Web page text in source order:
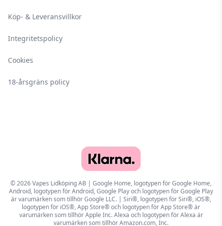
Köp- & Leveransvillkor
Integritetspolicy
Cookies
18-årsgräns policy
© 2026 Vapes Lidköping AB | Google Home, logotypen för Google Home,
Android, logotypen för Android, Google Play och logotypen för Google Play
är varumärken som tillhör Google LLC. | Siri®, logotypen för Siri®, iOS®,
logotypen för iOS®, App Store® och logotypen för App Store® är
varumärken som tillhör Apple Inc. Alexa och logotypen för Alexa är
varumärken som tillhör Amazon.com, Inc.